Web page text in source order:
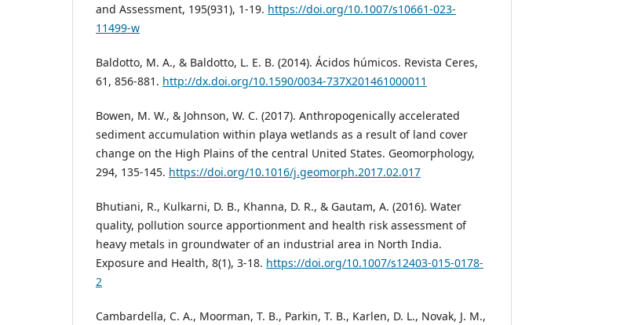
and Assessment, 195(931), 1-19. https://doi.org/10.1007/s10661-023-
11499-w
Baldotto, M. A., & Baldotto, L. E. B. (2014). Ácidos húmicos. Revista Ceres,
61, 856-881. http://dx.doi.org/10.1590/0034-737X201461000011
Bowen, M. W., & Johnson, W. C. (2017). Anthropogenically accelerated
sediment accumulation within playa wetlands as a result of land cover
change on the High Plains of the central United States. Geomorphology,
294, 135-145. https://doi.org/10.1016/j.geomorph.2017.02.017
Bhutiani, R., Kulkarni, D. B., Khanna, D. R., & Gautam, A. (2016). Water
quality, pollution source apportionment and health risk assessment of
heavy metals in groundwater of an industrial area in North India.
Exposure and Health, 8(1), 3-18. https://doi.org/10.1007/s12403-015-0178-
2
Cambardella, C. A., Moorman, T. B., Parkin, T. B., Karlen, D. L., Novak, J. M.,